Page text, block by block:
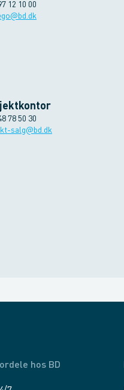
12 10 00
78 50 30
salg@bd.dk
hos BD